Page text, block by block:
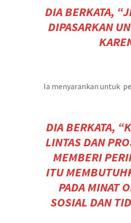
DIA BERKATA,
DIPASARKAN
Ia menyarankan untuk
DIA BERKATA,
LINTAS DAN
MEMBERI
ITU
PADA MINAT
SOSIAL DAN